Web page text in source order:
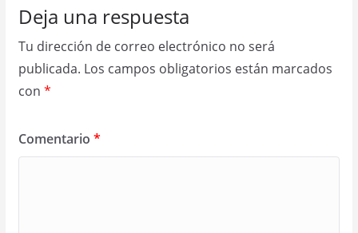
Deja una respuesta
Tu dirección de correo electrónico no será
publicada. Los campos obligatorios están marcados
con *
Comentario *